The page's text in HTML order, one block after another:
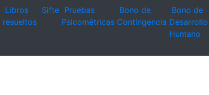
Libros
resueltos
Sifte Pruebas
Psicométricas
Bono de
Contingencia
Bono de
Desarrollo
Humano